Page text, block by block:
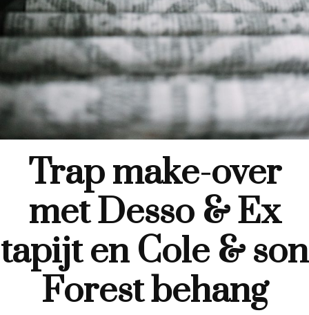
Trap make-over
met Desso & Ex
tapijt en Cole & son
Forest behang